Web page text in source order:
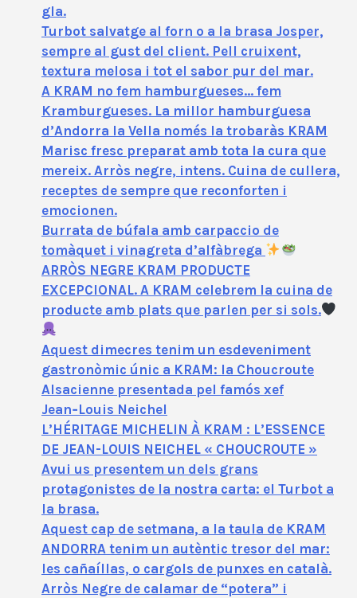
gla.
Turbot salvatge al forn o a la brasa Josper,
sempre al gust del client. Pell cruixent,
textura melosa i tot el sabor pur del mar.
A KRAM no fem hamburgueses… fem
Kramburgueses. La millor hamburguesa
d’Andorra la Vella només la trobaràs KRAM
Marisc fresc preparat amb tota la cura que
mereix. Arròs negre, intens. Cuina de cullera,
receptes de sempre que reconforten i
emocionen.
Burrata de búfala amb carpaccio de
tomàquet i vinagreta d’alfàbrega
ARRÒS NEGRE KRAM PRODUCTE
EXCEPCIONAL. A KRAM celebrem la cuina de
producte amb plats que parlen per si sols.
Aquest dimecres tenim un esdeveniment
gastronòmic únic a KRAM: la Choucroute
Alsacienne presentada pel famós xef
Jean‑Louis Neichel
L’HÉRITAGE MICHELIN À KRAM : L’ESSENCE
DE JEAN-LOUIS NEICHEL « CHOUCROUTE »
Avui us presentem un dels grans
protagonistes de la nostra carta: el Turbot a
la brasa.
Aquest cap de setmana, a la taula de KRAM
ANDORRA tenim un autèntic tresor del mar:
les cañaíllas, o cargols de punxes en català.
Arròs Negre de calamar de “potera” i